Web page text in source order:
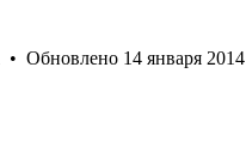
• Обновлено 14 января 2014